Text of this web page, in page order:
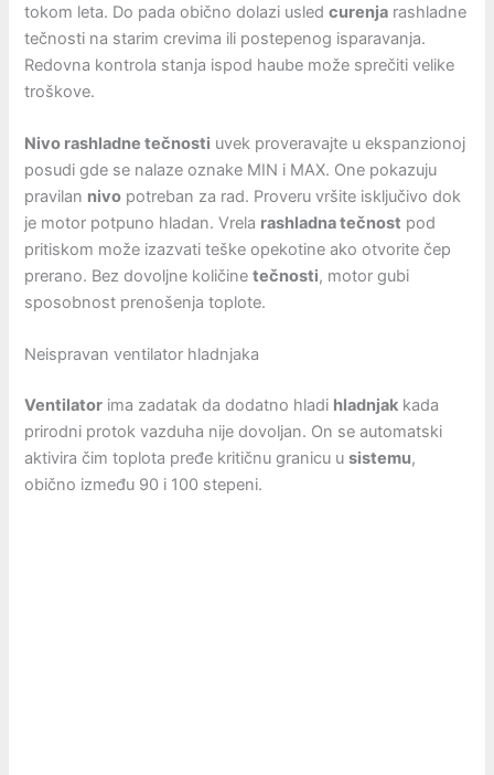
tokom leta. Do pada obično dolazi usledcurenja rashladne
tečnosti na starim crevima ili postepenog isparavanja.
Redovna kontrola stanja ispod haube može sprečiti velike
troškove.
Nivo rashladne tečnosti uvek proveravajte u ekspanzionoj
posudi gde se nalaze oznake MIN i MAX. One pokazuju
pravilan nivo potreban za rad. Proveru vršite isključivo dok
je motor potpuno hladan. Vrela rashladna tečnost pod
pritiskom može izazvati teške opekotine ako otvorite čep
prerano. Bez dovoljne količinetečnosti, motor gubi
sposobnost prenošenja toplote.
Neispravan ventilator hladnjaka
Ventilator ima zadatak da dodatno hladi hladnjak kada
prirodni protok vazduha nije dovoljan. On se automatski
aktivira čim toplota pređe kritičnu granicu usistemu,
obično između 90 i 100 stepeni.